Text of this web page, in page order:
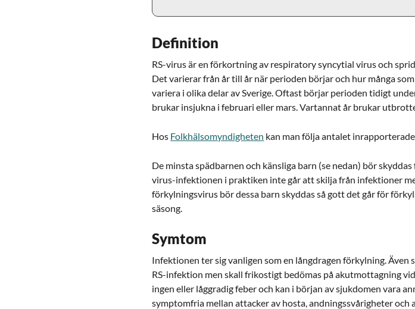
Definition
RS-virus är en förkortning av respiratory syncytial virus och
Det varierar från år till år när perioden börjar och hur många
variera i olika delar av Sverige. Oftast börjar perioden tidigt
brukar insjukna i februari eller mars. Vartannat år brukar
Hos Folkhälsomyndigheten kan man följa antalet
De minsta spädbarnen och känsliga barn (se nedan) bör
virus-infektionen i praktiken inte går att skilja från infektioner
förkylningsvirus bör dessa barn skyddas så gott det går för
säsong.
Symtom
Infektionen ter sig vanligen som en långdragen förkylning. Även
RS-infektion men skall frikostigt bedömas på akutmottagning
ingen eller låggradig feber och kan i början av sjukdomen vara
symptomfria mellan attacker av hosta, andningssvårigheter och